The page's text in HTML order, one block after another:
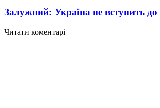
Залужний: Україна не вступить
Читати коментарі